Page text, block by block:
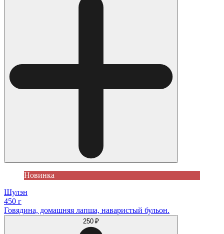
Новинка
Шулэн
450 г
Говядина, домашняя лапша, наваристый бульон.
250 ₽